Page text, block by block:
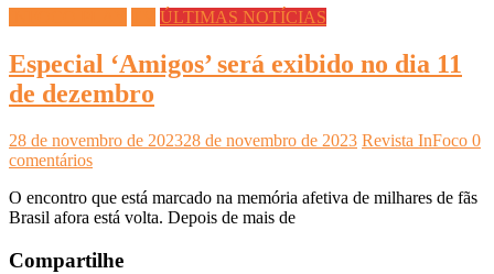
ÚLTIMAS NOTÍCIAS
Especial ‘Amigos’ será exibido no dia 11
de dezembro
28 de novembro de 202328 de novembro de 2023 Revista InFoco 0
comentários
O encontro que está marcado na memória afetiva de milhares de fãs
Brasil afora está volta. Depois de mais de
Compartilhe